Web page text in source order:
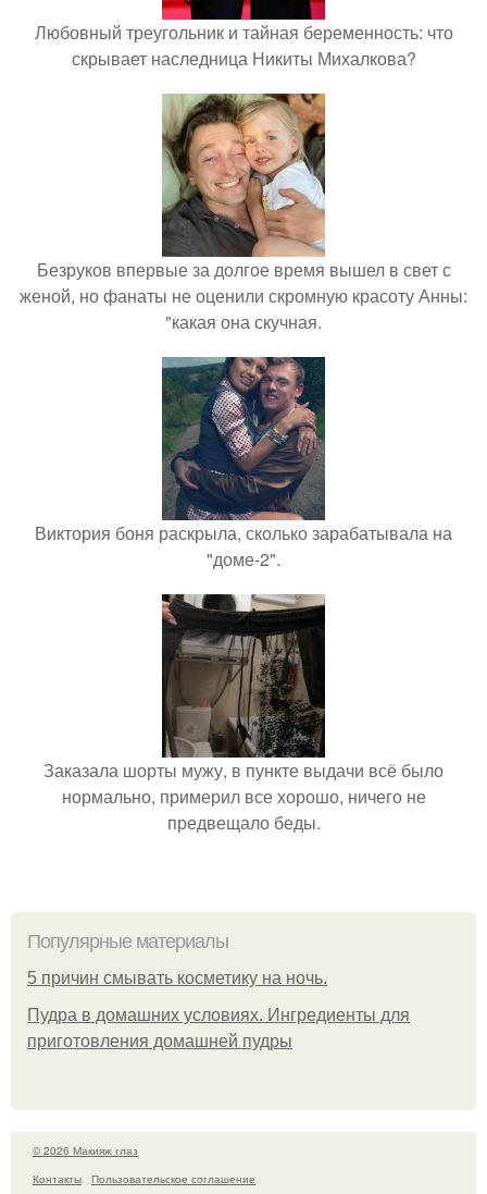
Любовный треугольник и тайная беременность: что
скрывает наследница Никиты Михалкова?
Безруков впервые за долгое время вышел в свет с
женой, но фанаты не оценили скромную красоту Анны:
"какая она скучная.
Виктория боня раскрыла, сколько зарабатывала на
"доме-2".
Заказала шорты мужу, в пункте выдачи всё было
нормально, примерил все хорошо, ничего не
предвещало беды.
Популярные материалы
5 причин смывать косметику на ночь.
Пудра в домашних условиях. Ингредиенты для
приготовления домашней пудры
© 2026 Макияж глаз
Контакты
Пользовательское соглашение